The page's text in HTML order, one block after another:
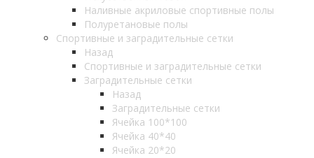
Наливные акриловые спортивные полы
Полуретановые полы
Спортивные и заградительные сетки
Назад
Спортивные и заградительные сетки
Заградительные сетки
Назад
Заградительные сетки
Ячейка 100*100
Ячейка 40*40
Ячейка 20*20